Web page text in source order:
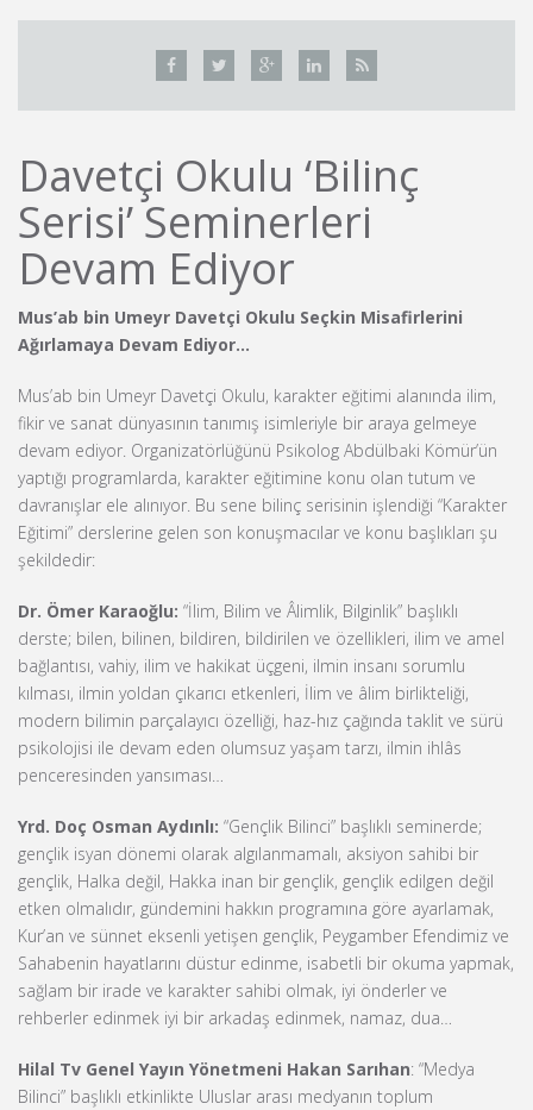
Davetçi Okulu ‘Bilinç
Serisi’ Seminerleri
Devam Ediyor
Mus’ab bin Umeyr Davetçi Okulu Seçkin Misafirlerini
Ağırlamaya Devam Ediyor…
Mus’ab bin Umeyr Davetçi Okulu, karakter eğitimi alanında ilim,
fikir ve sanat dünyasının tanımış isimleriyle bir araya gelmeye
devam ediyor. Organizatörlüğünü Psikolog Abdülbaki Kömür’ün
yaptığı programlarda, karakter eğitimine konu olan tutum ve
davranışlar ele alınıyor. Bu sene bilinç serisinin işlendiği “Karakter
Eğitimi” derslerine gelen son konuşmacılar ve konu başlıkları şu
şekildedir:
Dr. Ömer Karaoğlu: “İlim, Bilim ve Âlimlik, Bilginlik” başlıklı
derste; bilen, bilinen, bildiren, bildirilen ve özellikleri, ilim ve amel
bağlantısı, vahiy, ilim ve hakikat üçgeni, ilmin insanı sorumlu
kılması, ilmin yoldan çıkarıcı etkenleri, İlim ve âlim birlikteliği,
modern bilimin parçalayıcı özelliği, haz-hız çağında taklit ve sürü
psikolojisi ile devam eden olumsuz yaşam tarzı, ilmin ihlâs
penceresinden yansıması…
Yrd. Doç Osman Aydınlı: “Gençlik Bilinci” başlıklı seminerde;
gençlik isyan dönemi olarak algılanmamalı, aksiyon sahibi bir
gençlik, Halka değil, Hakka inan bir gençlik, gençlik edilgen değil
etken olmalıdır, gündemini hakkın programına göre ayarlamak,
Kur’an ve sünnet eksenli yetişen gençlik, Peygamber Efendimiz ve
Sahabenin hayatlarını düstur edinme, isabetli bir okuma yapmak,
sağlam bir irade ve karakter sahibi olmak, iyi önderler ve
rehberler edinmek iyi bir arkadaş edinmek, namaz, dua…
Hilal Tv Genel Yayın Yönetmeni Hakan Sarıhan: “Medya
Bilinci” başlıklı etkinlikte Uluslar arası medyanın toplum